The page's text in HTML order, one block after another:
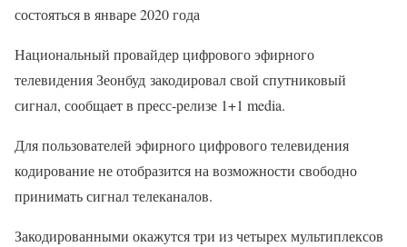
состояться в январе 2020 года
Национальный провайдер цифрового эфирного
телевидения Зеонбуд закодировал свой спутниковый
сигнал, сообщает в пресс-релизе 1+1 media.
Для пользователей эфирного цифрового телевидения
кодирование не отобразится на возможности свободно
принимать сигнал телеканалов.
Закодированными окажутся три из четырех мультиплексов